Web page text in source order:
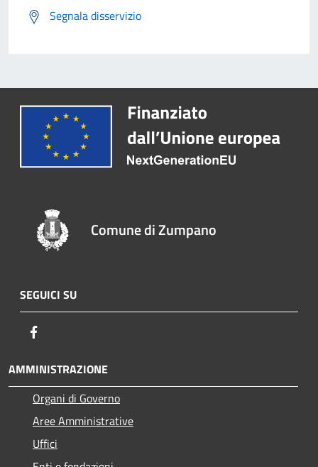
Segnala disservizio
Comune di Zumpano
SEGUICI SU
AMMINISTRAZIONE
Organi di Governo
Aree Amministrative
Uffici